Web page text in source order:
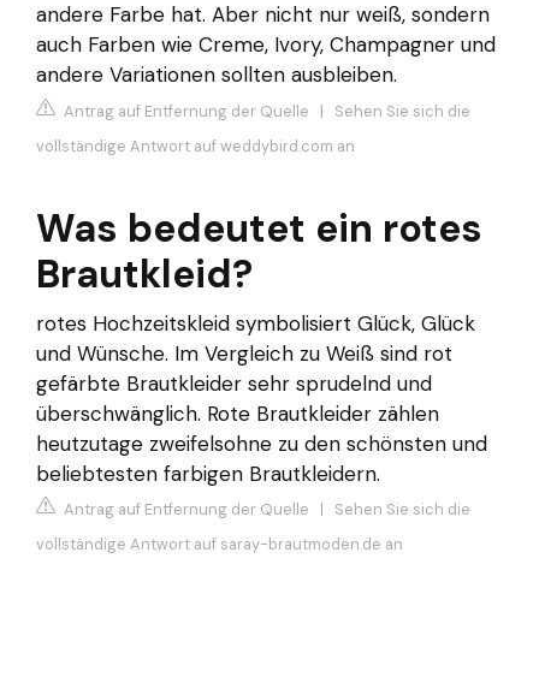
andere Farbe hat. Aber nicht nur weiß, sondern
auch Farben wie Creme, Ivory, Champagner und
andere Variationen sollten ausbleiben.
Antrag auf Entfernung der Quelle | Sehen Sie sich die
vollständige Antwort auf weddybird.com an
Was bedeutet ein rotes
Brautkleid?
rotes Hochzeitskleid symbolisiert Glück, Glück
und Wünsche. Im Vergleich zu Weiß sind rot
gefärbte Brautkleider sehr sprudelnd und
überschwänglich. Rote Brautkleider zählen
heutzutage zweifelsohne zu den schönsten und
beliebtesten farbigen Brautkleidern.
Antrag auf Entfernung der Quelle | Sehen Sie sich die
vollständige Antwort auf saray-brautmoden.de an